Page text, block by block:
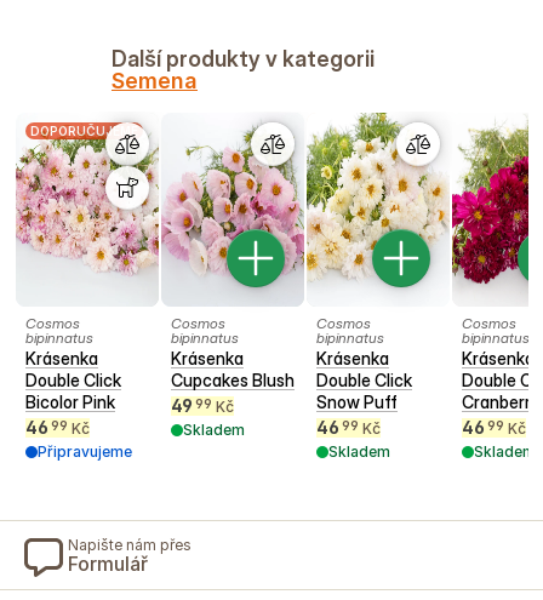
Další produkty v kategorii
Semena
DOPORUČUJEME
Cosmos
bipinnatus
Krásenka
Double Click
Bicolor Pink
46 99 Kč
Připravujeme
Cosmos
bipinnatus
Krásenka
Cupcakes Blush
49 99 Kč
Skladem
Cosmos
bipinnatus
Krásenka
Double Click
Snow Puff
46 99 Kč
Skladem
Cosmos
bipinnatus
Krásenka
Double
46 99 Kč
Skladem
Napište nám přes
Formulář